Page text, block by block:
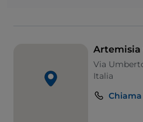
Artemisia
Via
Italia
Chiama